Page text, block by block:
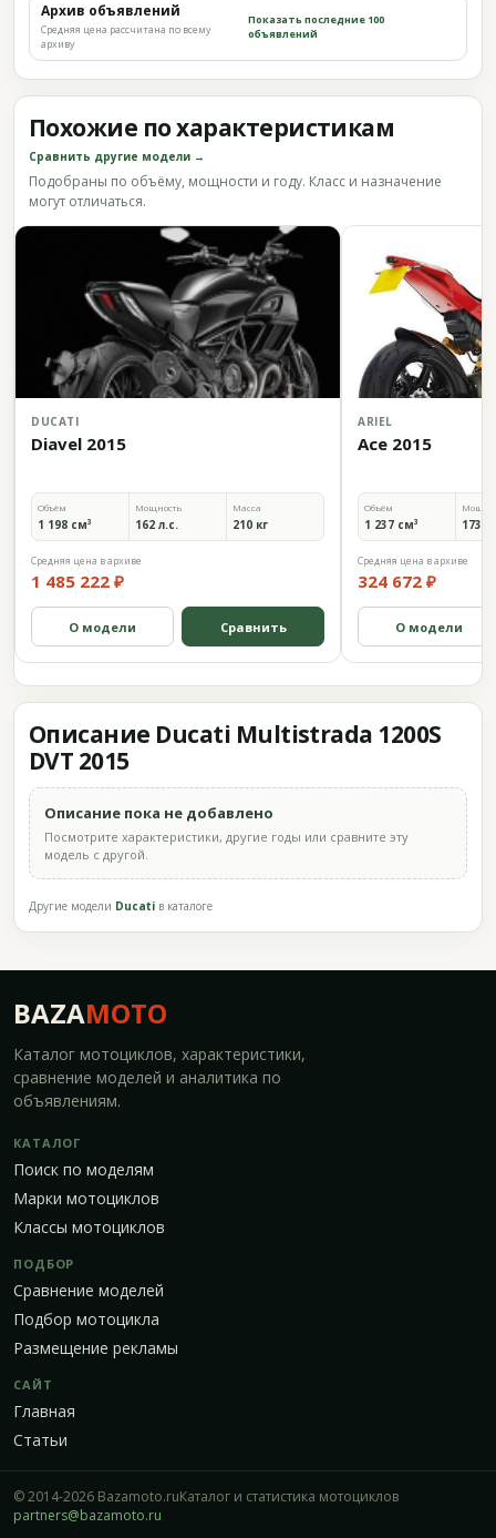
Архив объявлений
Средняя цена рассчитана по всему
архиву
Показать последние 100
объявлений
Похожие по характеристикам
Сравнить другие модели →
Подобраны по объёму, мощности и году. Класс и назначение
могут отличаться.
DUCATI
Diavel 2015
Объём
1 198 см³
Мощность
162 л.с.
Масса
210 кг
Средняя цена в архиве
1 485 222 ₽
О модели Сравнить
ARIEL
Ace 2015
Объём
1 237 см³ 173
Средняя цена в архиве
324 672 ₽
О модели
Описание Ducati Multistrada 1200S
DVT 2015
Описание пока не добавлено
Посмотрите характеристики, другие годы или сравните эту
модель с другой.
Другие модели Ducati в каталоге
BAZAMOTO
Каталог мотоциклов, характеристики,
сравнение моделей и аналитика по
объявлениям.
КАТАЛОГ
Поиск по моделям
Марки мотоциклов
Классы мотоциклов
ПОДБОР
Сравнение моделей
Подбор мотоцикла
Размещение рекламы
САЙТ
Главная
Статьи
© 2014-2026 Bazamoto.ruКаталог и статистика мотоциклов
partners@bazamoto.ru